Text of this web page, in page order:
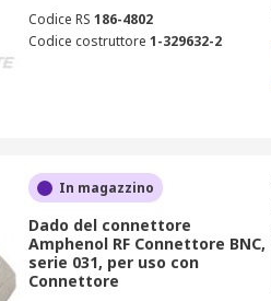
Codice RS 186-4802
Codice costruttore 1-329632-2
In magazzino
Dado del connettore
Amphenol RF Connettore BNC,
serie 031, per uso con
Connettore